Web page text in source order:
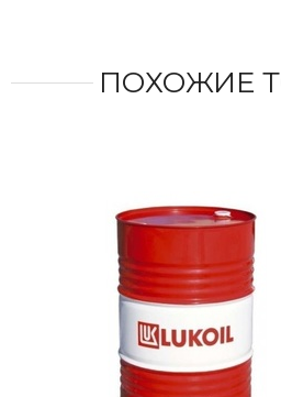
ПОХОЖИЕ